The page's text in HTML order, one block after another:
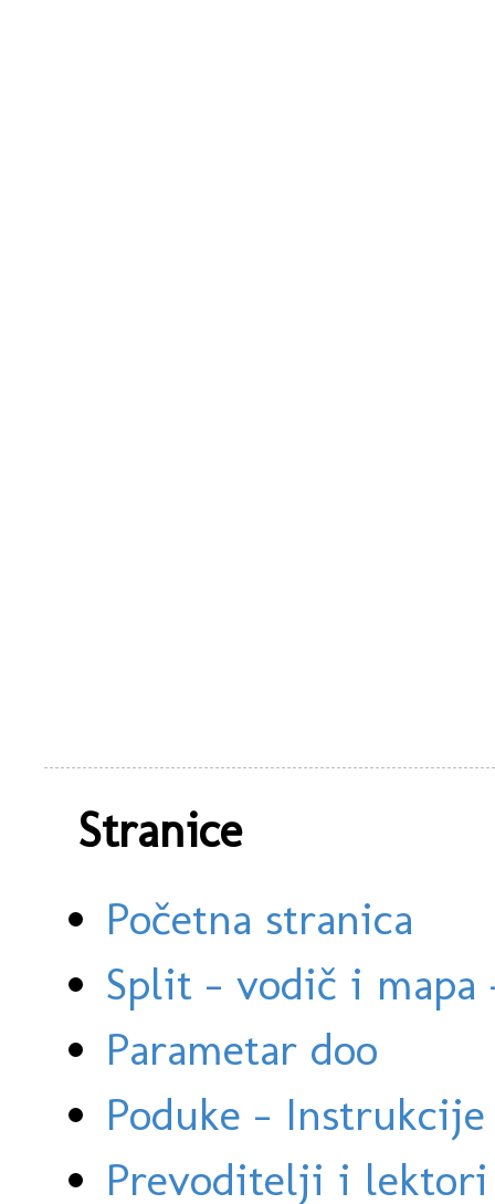
Stranice
Početna stranica
Split - vodič i
Parametar doo
Poduke -
Prevoditelji i